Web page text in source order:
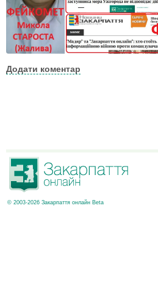
Додати коментар
© 2003-2026 Закарпаття онлайн Beta